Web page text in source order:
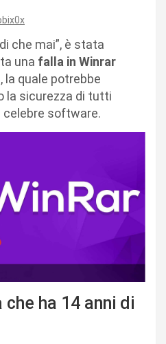
che mai”, è stata
una falla in Winrar
la quale potrebbe
la sicurezza di tutti
celebre software.
ha 14 anni di